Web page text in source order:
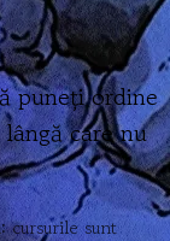
puneți ordine
care nu
cursurile sunt